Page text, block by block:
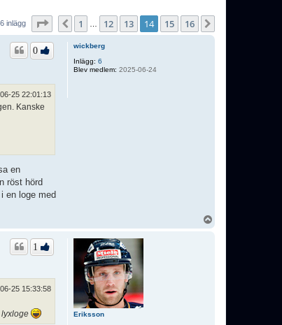
inlägg Sida 14av16
Föregående
1 12 13 14 15 16
wickberg
Inlägg: 6
Blev medlem: 2025-06-24
0
25 22:01:13
Kanske
en
röst hörd
en loge med
Eriksson
1
25 15:33:58
lyxloge